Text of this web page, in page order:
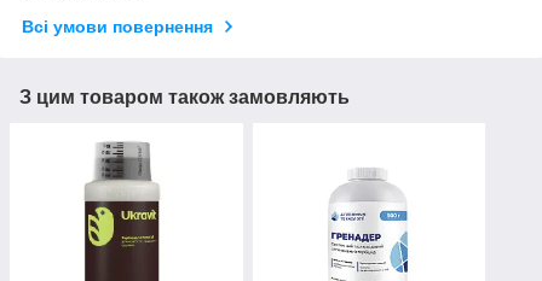
Всі умови повернення
З цим товаром також замовляють